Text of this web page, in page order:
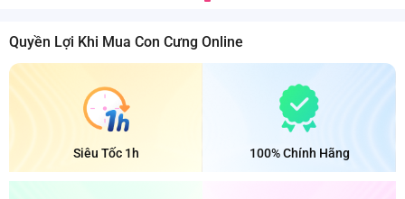
Quyền Lợi Khi Mua Con Cưng Online
Siêu Tốc 1h 100% Chính Hãng